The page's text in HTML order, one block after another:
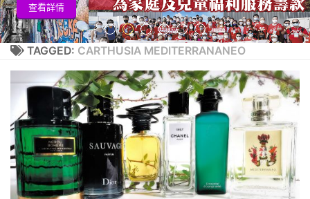
情 查看
TAGGED: CARTHUSIA MEDITERRANANEO